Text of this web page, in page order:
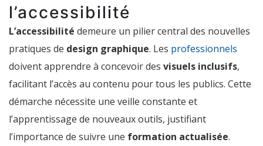
l’accessibilité
L’accessibilité demeure un pilier central des nouvelles
pratiques de design graphique. Les professionnels
doivent apprendre à concevoir des visuels inclusifs,
facilitant l’accès au contenu pour tous les publics. Cette
démarche nécessite une veille constante et
l’apprentissage de nouveaux outils, justifiant
l’importance de suivre une formation actualisée.